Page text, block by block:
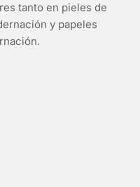
tanto en pieles de
y papeles